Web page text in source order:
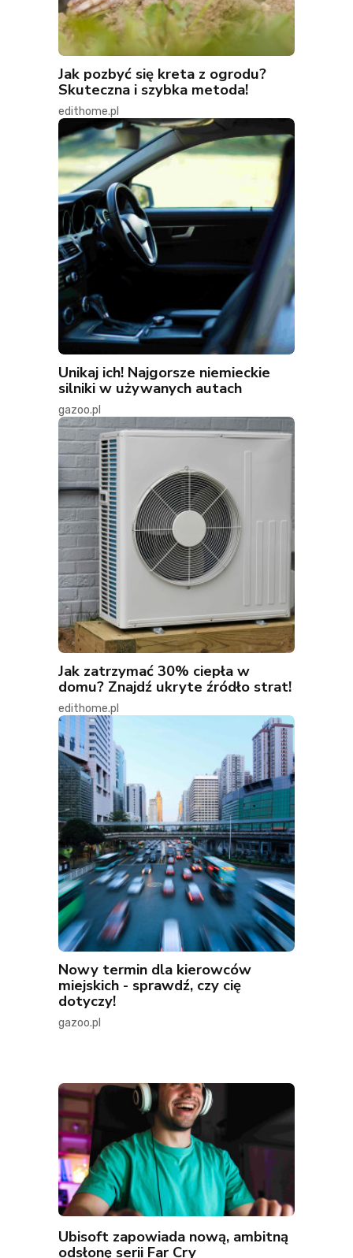
Jak pozbyć się kreta z ogrodu?
Skuteczna i szybka metoda!
edithome.pl
Unikaj ich! Najgorsze niemieckie
silniki w używanych autach
gazoo.pl
Jak zatrzymać 30% ciepła w
domu? Znajdź ukryte źródło strat!
edithome.pl
Nowy termin dla kierowców
miejskich - sprawdź, czy cię
dotyczy!
gazoo.pl
Ubisoft zapowiada nową, ambitną
odsłonę serii Far Cry